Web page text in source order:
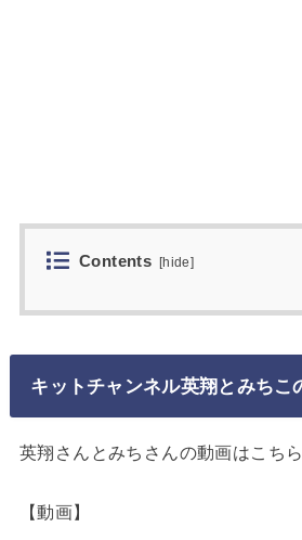
Contents [hide]
キットチャンネル英翔とみちこ
英翔さんとみちさんの動画はこち
【動画】